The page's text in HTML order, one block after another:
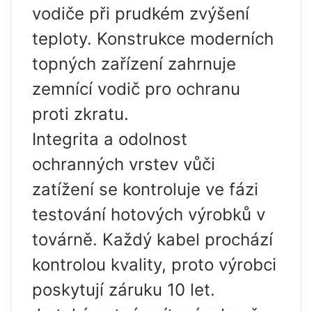
vodiče při prudkém zvýšení
teploty. Konstrukce moderních
topných zařízení zahrnuje
zemnící vodič pro ochranu
proti zkratu.
Integrita a odolnost
ochranných vrstev vůči
zatížení se kontroluje ve fázi
testování hotových výrobků v
továrně. Každý kabel prochází
kontrolou kvality, proto výrobci
poskytují záruku 10 let.